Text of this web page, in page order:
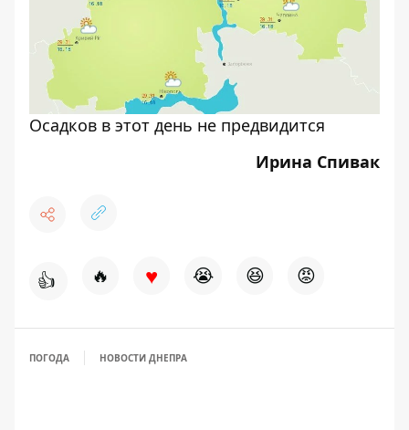
Осадков в этот день не предвидится
Ирина Спивак
👍 🔥 ♥ 😭 😆 😡
ПОГОДА НОВОСТИ ДНЕПРА